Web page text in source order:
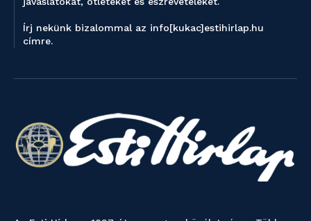
Írj nekünk bizalommal az info[kukac]estihirlap.hu
címre.